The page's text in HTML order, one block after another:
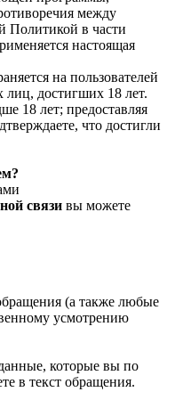
между
Политикой в части
настоящая
на пользователей
достигших 18 лет.
18 лет; предоставляя
что достигли
связи вы можете
(а также любые
усмотрению
которые вы по
в текст обращения.